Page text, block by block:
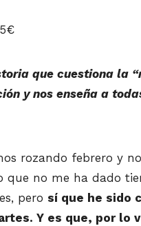
que cuestiona la
y nos enseña a
rozando febrero y
que no me ha dado
pero sí que he sido
Y es que, por lo